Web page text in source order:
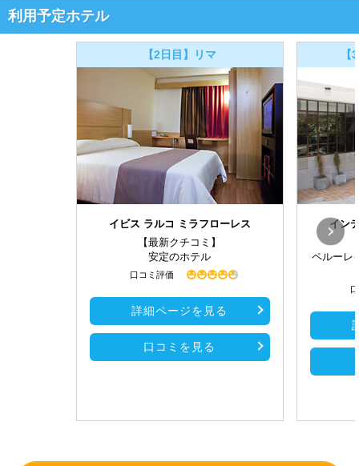
利用予定ホテル
【2日目】リマ
イビス ラルコ ミラフローレス
【最新クチコミ】
安定のホテル
口コミ評価
詳細ページを見る
口コミを見る
イン
ペルーレ